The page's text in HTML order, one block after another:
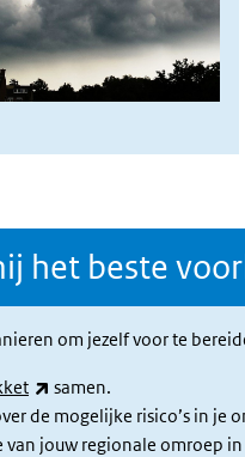
het beste
om jezelf voor te
(externe link)
samen.
de mogelijke risico’s in je
van jouw regionale omroep